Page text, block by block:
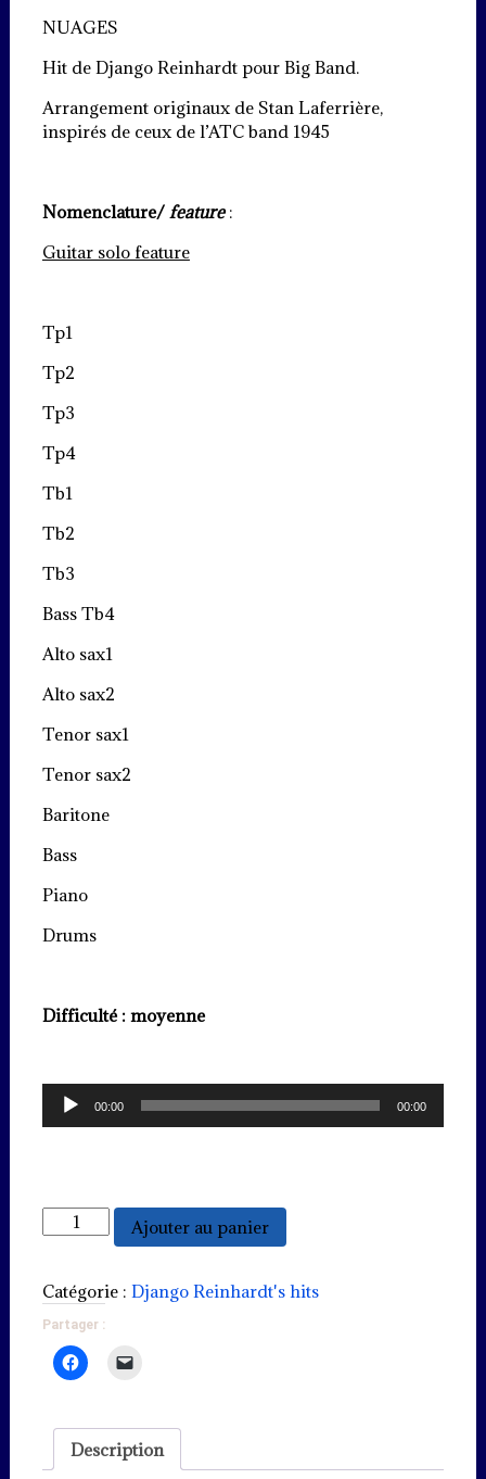
NUAGES
Hit de Django Reinhardt pour Big Band.
Arrangement originaux de Stan Laferrière,
inspirés de ceux de l’ATC band 1945
Nomenclature/ feature:
Guitar solo feature
Tp1
Tp2
Tp3
Tp4
Tb1
Tb2
Tb3
Bass Tb4
Alto sax1
Alto sax2
Tenor sax1
Tenor sax2
Baritone
Bass
Piano
Drums
Difficulté : moyenne
Lecteur
audio
00:00 00:00
quantité
de
Ajouter au panier
Catégorie : Django Reinhardt's hits
Partager :
Description